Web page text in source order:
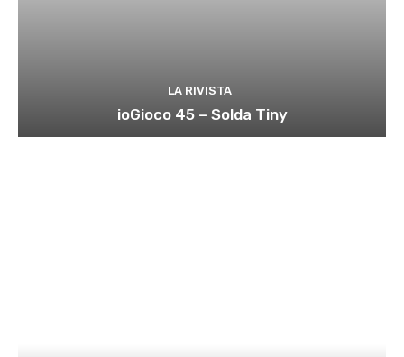
LA RIVISTA
ioGioco 45 – Solda Tiny